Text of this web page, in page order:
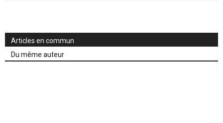
Articles en commun
Du même auteur